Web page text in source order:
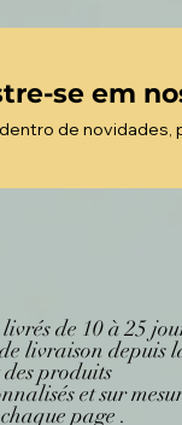
se em
de
de 10 à 25
livraison depuis
produits
et sur
page .